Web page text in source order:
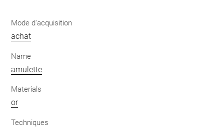
Mode d'acquisition
achat
Name
amulette
Materials
or
Techniques